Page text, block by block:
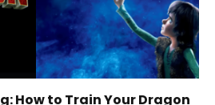
How to Train Your Dragon